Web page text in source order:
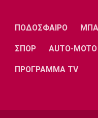
Ρήγα: «Τα
πετύχουν κάτι
Ποδόσφαιρο - Ελλάδα
ΠΟΔΟΣΦΑΙΡΟ
ΣΠΟΡ AUTO-MOTO
ΠΡΟΓΡΑΜΜΑ TV